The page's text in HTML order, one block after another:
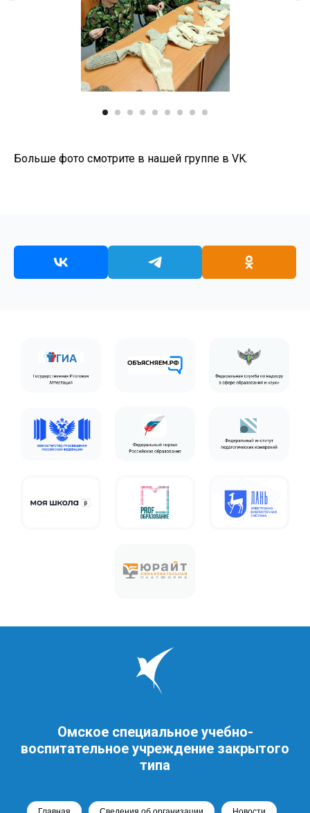
Больше фото смотрите в нашей группе в VK.
Омское специальное учебно-
воспитательное учреждение закрытого
типа